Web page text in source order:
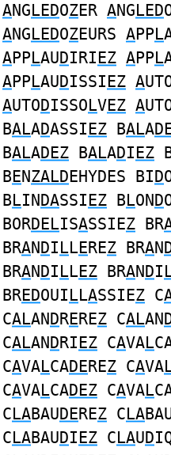
ANGLEDOZER ANGLED
ANGLEDOZEURS APPL
APPLAUDIRIEZ APPL
APPLAUDISSIEZ A
AUTODISSOLVEZ A
BALADASSIEZ BALA
BALADEZ BALADIEZ
BENZALDEHYDES BID
BLINDASSIEZ BLOND
BORDELISASSIEZ BR
BRANDILLEREZ BRAN
BRANDILLEZ BRANDI
BREDOUILLASSIEZ C
CALANDREREZ CALAN
CALANDRIEZ CAVAL
CAVALCADEREZ CAVA
CAVALCADEZ CAVAL
CLABAUDEREZ CLA
CLABAUDIEZ CLAUD